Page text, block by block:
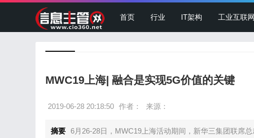
首页 行业 IT架构 工业互联网
MWC19上海| 融合是实现5G价值的关键
2019-06-28 20:18:50 作者： 来源：
摘要 6月26-28日，MWC19上海活动期间，新华三集团联席